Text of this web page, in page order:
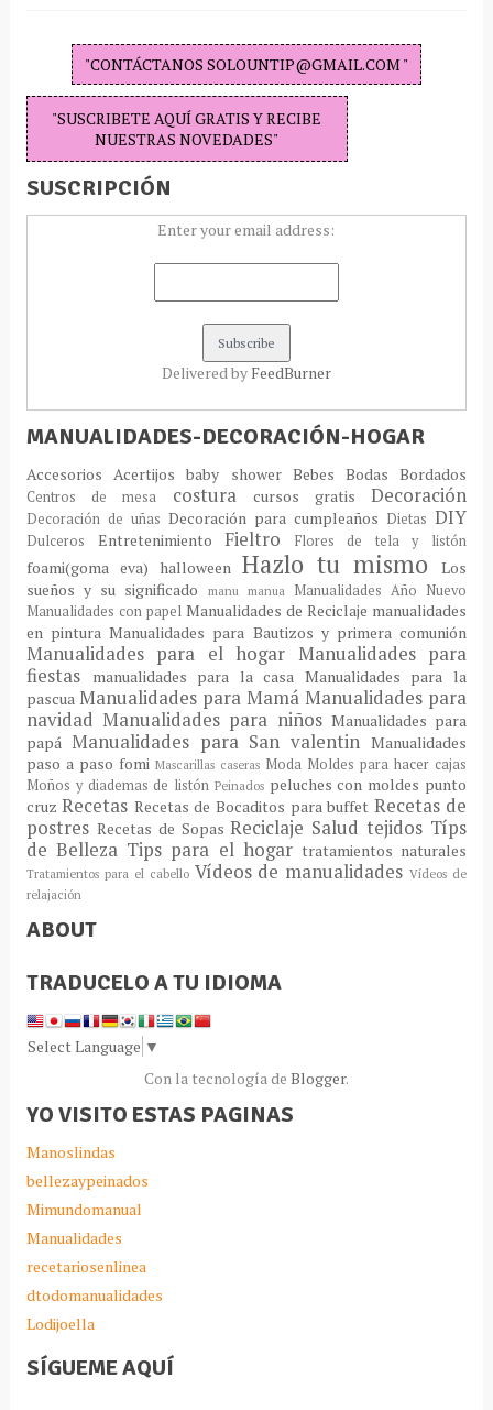
"CONTÁCTANOS SOLOUNTIP@GMAIL.COM "
"SUSCRIBETE AQUÍ GRATIS Y RECIBE
NUESTRAS NOVEDADES"
SUSCRIPCIÓN
Enter your email address:
Delivered by FeedBurner
MANUALIDADES-DECORACIÓN-HOGAR
AccesoriosAcertijosbaby shower Bebes BodasBordados
Centros de mesa costura cursos gratisDecoración
Decoración de uñas Decoración para cumpleaños DietasDIY
Dulceros Entretenimiento Fieltro Flores de tela y listón
foami(goma eva) halloween Hazlo tu mismoLos
sueños y su significado
manu manua Manualidades Año Nuevo
Manualidades con papel Manualidades de Reciclaje manualidades
en pinturaManualidades para Bautizos y primera comunión
Manualidades para el hogar Manualidades para
fiestas
manualidades para la casa Manualidades para la
pascua Manualidades para MamáManualidades para
navidadManualidades para niños Manualidades para
papá Manualidades para San valentinManualidades
paso a paso fomi Mascarillas caseras Moda Moldes para hacer cajas
Moños y diademas de listón Peinados peluches con moldes punto
cruzRecetas Recetas de Bocaditos para buffet Recetas de
postres Recetas de SopasReciclaje Saludtejidos Típs
de Belleza Tips para el hogar tratamientos naturales
Tratamientos para el cabello Vídeos de manualidadesVídeos de
relajación
ABOUT
TRADUCELO A TU IDIOMA
Select Language ▼
Con la tecnología de Blogger.
YO VISITO ESTAS PAGINAS
Manoslindas
bellezaypeinados
Mimundomanual
Manualidades
recetariosenlinea
dtodomanualidades
Lodijoella
SÍGUEME AQUÍ